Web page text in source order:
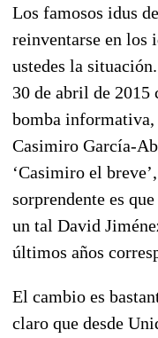
Los famosos idus
reinventarse en los
ustedes la
30 de abril de 2015
bomba
Casimiro García-
‘Casimiro el
sorprendente es
un tal David
últimos años
El cambio es
claro que desde